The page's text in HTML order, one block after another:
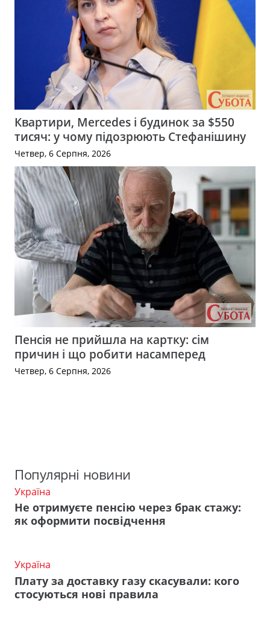
Квартири, Mercedes і будинок за $550
тисяч: у чому підозрюють Стефанішину
Четвер, 6 Серпня, 2026
Пенсія не прийшла на картку: сім
причин і що робити насамперед
Четвер, 6 Серпня, 2026
Популярні новини
Україна
Не отримуєте пенсію через брак стажу:
як оформити посвідчення
Україна
Плату за доставку газу скасували: кого
стосуються нові правила